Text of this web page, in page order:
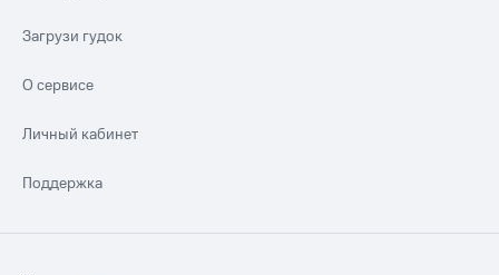
Загрузи гудок
О сервисе
Личный кабинет
Поддержка